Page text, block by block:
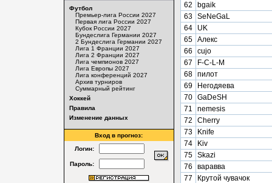
Футбол
Премьер-лига России 2027
Первая лига России 2027
Кубок России 2027
Бундеслига Германии 2027
2 Бундеслига Германии 2027
Лига 1 Франции 2027
Лига 2 Франции 2027
Лига чемпионов 2027
Лига Европы 2027
Лига конференций 2027
Архив турниров
Суммарный рейтинг
Хоккей
Правила
Изменение данных
Вход в прогноз:
Логин:
Пароль:
62
bgaik
63 SeNeGaL
64
UK
65 Алекс
66
cujo
67
F-C-L-M
68 пилот
69
Негодяева
70 GaDeSH
71
nemesis
72
Cherry
73
Knife
74
Kiv
75 Skazi
76
варавва
77
Крутой чувачок